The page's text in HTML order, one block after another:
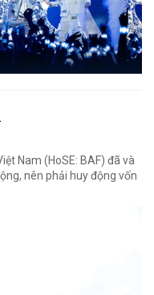
Nam (HoSE: BAF) đã và
nên phải huy động vốn